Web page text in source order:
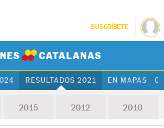
SUSCRÍBETE
RESULTADOS 2021 EN MAPAS
2015 2012 2010